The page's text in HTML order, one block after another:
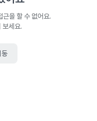
근을 할 수 없어요.
보세요.
동